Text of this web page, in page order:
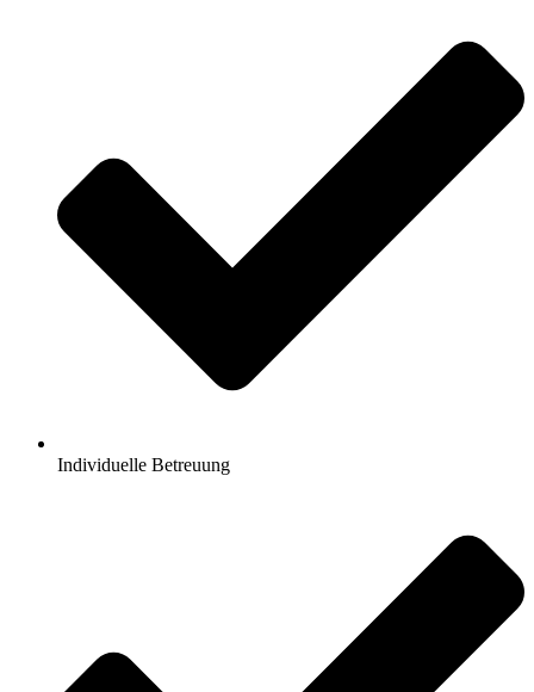
Individuelle Betreuung